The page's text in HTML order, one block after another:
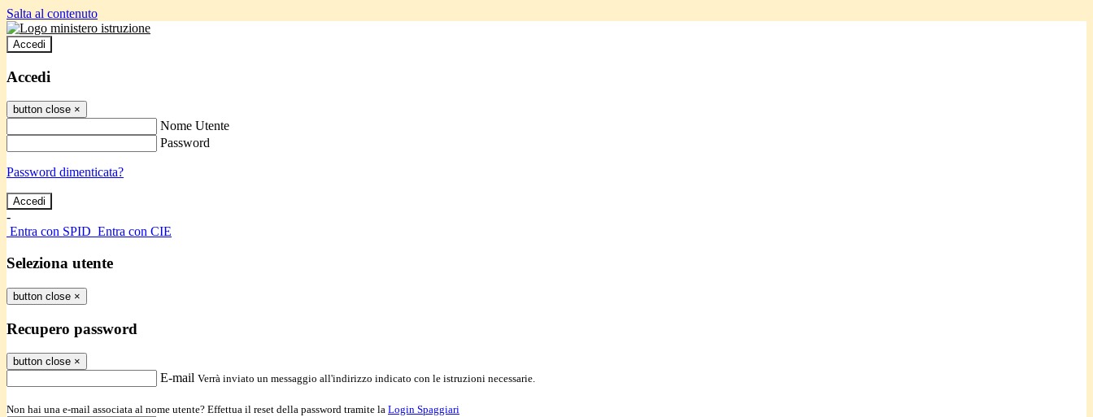
Salta al contenuto
Accedi
Accedi
button close ×
Nome Utente
Password
Password dimenticata?
-
Entra con SPID Entra con CIE
Seleziona utente
button close ×
Recupero password
button close ×
E-mail Verrà inviato un messaggio all'indirizzo indicato con le istruzioni necessarie.
Non hai una e-mail associata al nome utente? Effettua il reset della password tramite la Login Spaggiari